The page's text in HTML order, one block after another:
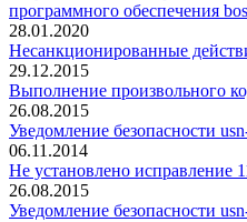
программного обеспечения
28.01.2020
Несанкционированные
29.12.2015
Выполнение произвольного
26.08.2015
Уведомление безопасности
06.11.2014
Не установлено исправление
26.08.2015
Уведомление безопасности